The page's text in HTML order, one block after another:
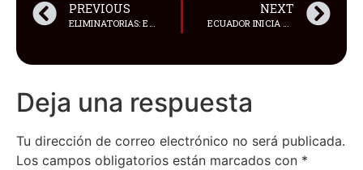
PREVIOUS
ELIMINATORIAS: EL ONCE DE ECUADOR PARA VISITAR A COLOMBIA
NEXT
ECUADOR INICIA LA SEMANA CON 22 INCENDIOS FORESTALES
Deja una respuesta
Tu dirección de correo electrónico no será publicada.
Los campos obligatorios están marcados con *